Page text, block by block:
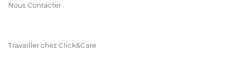
Nous Contacter
Travailler chez Click&Care